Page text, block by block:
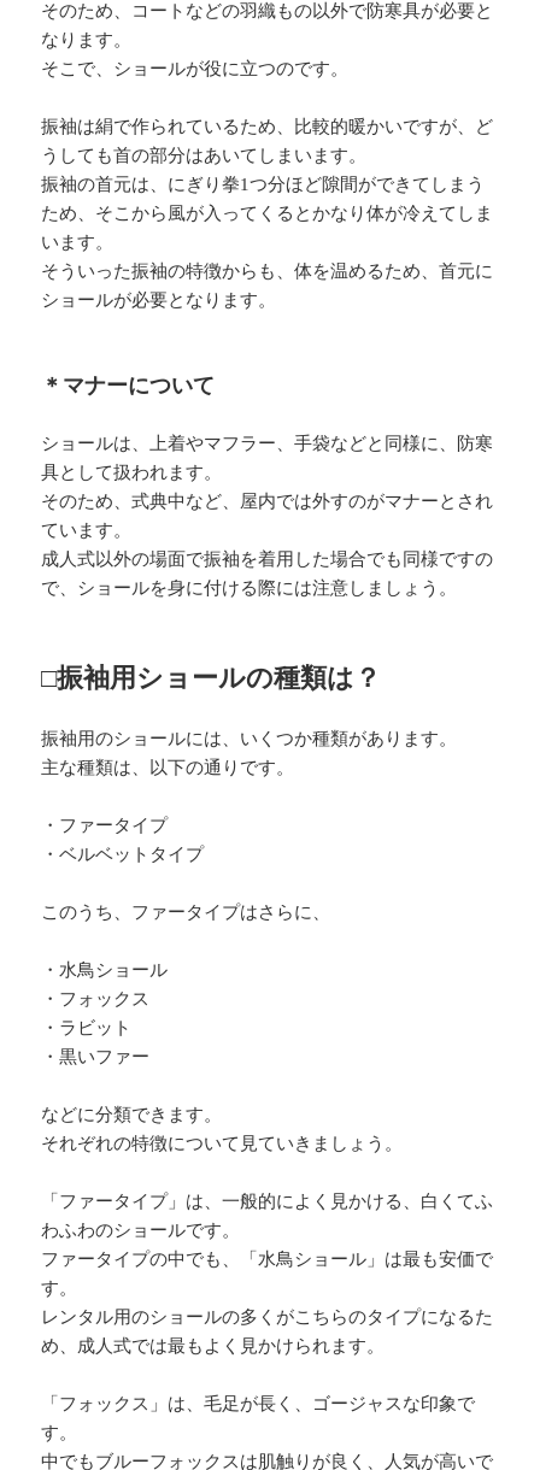
そのため、コートなどの羽織もの以外で防寒具が必要と
なります。
そこで、ショールが役に立つのです。
振袖は絹で作られているため、比較的暖かいですが、ど
うしても首の部分はあいてしまいます。
振袖の首元は、にぎり拳1つ分ほど隙間ができてしまう
ため、そこから風が入ってくるとかなり体が冷えてしま
います。
そういった振袖の特徴からも、体を温めるため、首元に
ショールが必要となります。
＊マナーについて
ショールは、上着やマフラー、手袋などと同様に、防寒
具として扱われます。
そのため、式典中など、屋内では外すのがマナーとされ
ています。
成人式以外の場面で振袖を着用した場合でも同様ですの
で、ショールを身に付ける際には注意しましょう。
□振袖用ショールの種類は？
振袖用のショールには、いくつか種類があります。
主な種類は、以下の通りです。
・ファータイプ
・ベルベットタイプ
このうち、ファータイプはさらに、
・水鳥ショール
・フォックス
・ラビット
・黒いファー
などに分類できます。
それぞれの特徴について見ていきましょう。
「ファータイプ」は、一般的によく見かける、白くてふ
わふわのショールです。
ファータイプの中でも、「水鳥ショール」は最も安価で
す。
レンタル用のショールの多くがこちらのタイプになるた
め、成人式では最もよく見かけられます。
「フォックス」は、毛足が長く、ゴージャスな印象で
す。
中でもブルーフォックスは肌触りが良く、人気が高いで